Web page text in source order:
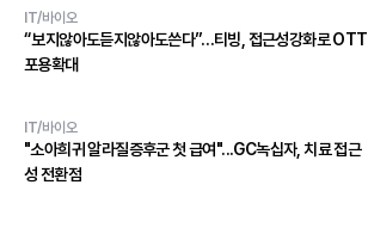
IT/바이오
“보지않아도듣지않아도쓴다”…티빙, 접근성강화로 OTT
포용확대
IT/바이오
"소아희귀 알라질증후군 첫 급여"...GC녹십자, 치료 접근
성 전환점